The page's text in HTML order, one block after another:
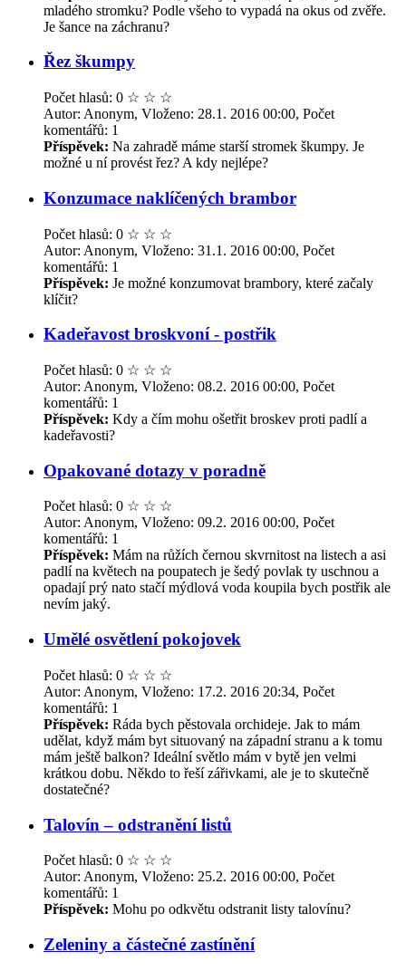
mladého stromku? Podle všeho to vypadá na okus od zvěře.
Je šance na záchranu?
Řez škumpy
Počet hlasů: 0 ☆ ☆ ☆
Autor: Anonym, Vloženo: 28.1. 2016 00:00, Počet
komentářů: 1
Příspěvek: Na zahradě máme starší stromek škumpy. Je
možné u ní provést řez? A kdy nejlépe?
Konzumace naklíčených brambor
Počet hlasů: 0 ☆ ☆ ☆
Autor: Anonym, Vloženo: 31.1. 2016 00:00, Počet
komentářů: 1
Příspěvek: Je možné konzumovat brambory, které začaly
klíčit?
Kadeřavost broskvoní - postřik
Počet hlasů: 0 ☆ ☆ ☆
Autor: Anonym, Vloženo: 08.2. 2016 00:00, Počet
komentářů: 1
Příspěvek: Kdy a čím mohu ošetřit broskev proti padlí a
kadeřavosti?
Opakované dotazy v poradně
Počet hlasů: 0 ☆ ☆ ☆
Autor: Anonym, Vloženo: 09.2. 2016 00:00, Počet
komentářů: 1
Příspěvek: Mám na růžích černou skvrnitost na listech a asi
padlí na květech na poupatech je šedý povlak ty uschnou a
opadají prý nato stačí mýdlová voda koupila bych postřik ale
nevím jaký.
Umělé osvětlení pokojovek
Počet hlasů: 0 ☆ ☆ ☆
Autor: Anonym, Vloženo: 17.2. 2016 20:34, Počet
komentářů: 1
Příspěvek: Ráda bych pěstovala orchideje. Jak to mám
udělat, když mám byt situovaný na západní stranu a k tomu
mám ještě balkon? Ideální světlo mám v bytě jen velmi
krátkou dobu. Někdo to řeší zářivkami, ale je to skutečně
dostatečné?
Talovín – odstranění listů
Počet hlasů: 0 ☆ ☆ ☆
Autor: Anonym, Vloženo: 25.2. 2016 00:00, Počet
komentářů: 1
Příspěvek: Mohu po odkvětu odstranit listy talovínu?
Zeleniny a částečné zastínění